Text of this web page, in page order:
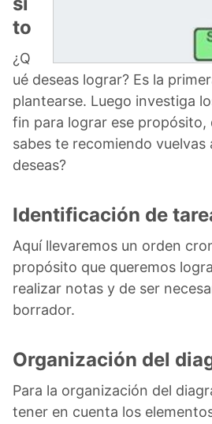
to
¿Q
ué deseas lograr? Es la
plantearse. Luego investiga
fin para lograr ese propósito,
sabes te recomiendo
deseas?
Identificación de
Aquí llevaremos un orden
propósito que queremos
realizar notas y de ser
borrador.
Organización del
Para la organización del
tener en cuenta los